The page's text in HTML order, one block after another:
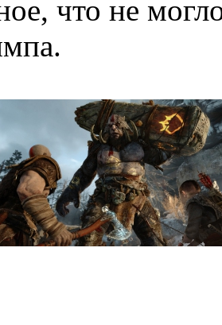
что не